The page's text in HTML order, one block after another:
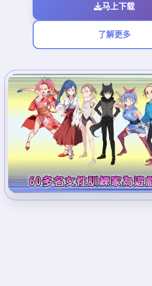
马上下载
了解更多